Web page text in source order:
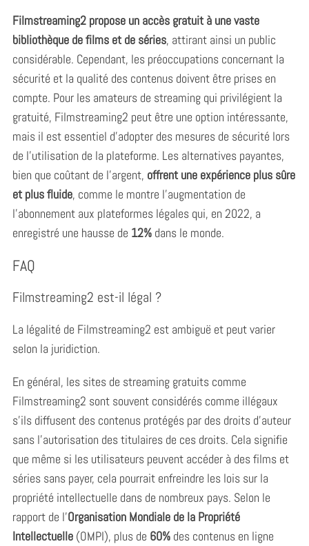
Filmstreaming2 propose un accès gratuit à une vaste
bibliothèque de films et de séries, attirant ainsi un public
considérable. Cependant, les préoccupations concernant la
sécurité et la qualité des contenus doivent être prises en
compte. Pour les amateurs de streaming qui privilégient la
gratuité, Filmstreaming2 peut être une option intéressante,
mais il est essentiel d’adopter des mesures de sécurité lors
de l’utilisation de la plateforme. Les alternatives payantes,
bien que coûtant de l’argent, offrent une expérience plus sûre
et plus fluide, comme le montre l’augmentation de
l’abonnement aux plateformes légales qui, en 2022, a
enregistré une hausse de 12%dans le monde.
FAQ
Filmstreaming2 est-il légal ?
La légalité de Filmstreaming2 est ambiguë et peut varier
selon la juridiction.
En général, les sites de streaming gratuits comme
Filmstreaming2 sont souvent considérés comme illégaux
s’ils diffusent des contenus protégés par des droits d’auteur
sans l’autorisation des titulaires de ces droits. Cela signifie
que même si les utilisateurs peuvent accéder à des films et
séries sans payer, cela pourrait enfreindre les lois sur la
propriété intellectuelle dans de nombreux pays. Selon le
rapport de l’Organisation Mondiale de la Propriété
Intellectuelle(OMPI), plus de 60%des contenus en ligne
S
e
r
c
h
f
o
r
: